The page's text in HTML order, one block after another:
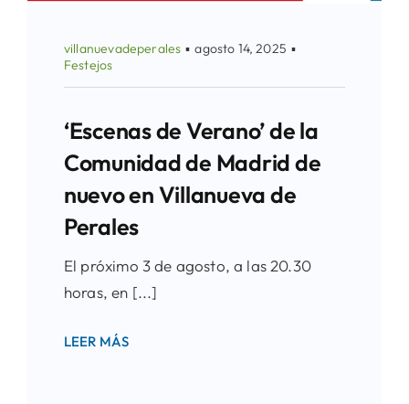
villanuevadeperales ▪ agosto 14, 2025 ▪
Festejos
‘Escenas de Verano’ de la
Comunidad de Madrid de
nuevo en Villanueva de
Perales
El próximo 3 de agosto, a las 20.30
horas, en [...]
LEER MÁS